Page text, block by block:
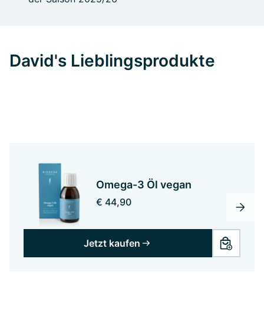
David's Lieblingsprodukte
Omega-3 Öl vegan
€ 44,90
Jetzt kaufen